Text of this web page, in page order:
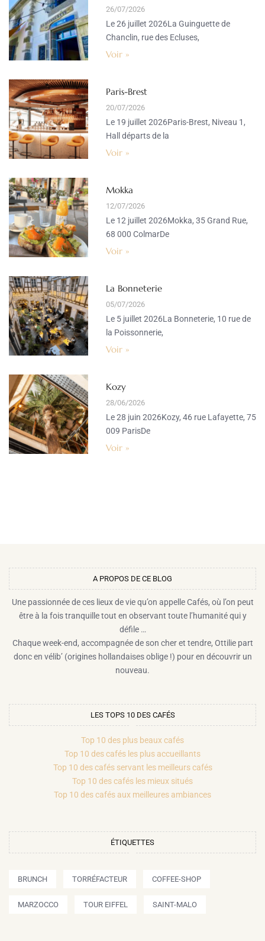
26/07/2026
Le 26 juillet 2026La Guinguette de
Chanclin, rue des Ecluses,
Voir »
Paris-Brest
20/07/2026
Le 19 juillet 2026Paris-Brest, Niveau 1,
Hall départs de la
Voir »
Mokka
12/07/2026
Le 12 juillet 2026Mokka, 35 Grand Rue,
68 000 ColmarDe
Voir »
La Bonneterie
05/07/2026
Le 5 juillet 2026La Bonneterie, 10 rue de
la Poissonnerie,
Voir »
Kozy
28/06/2026
Le 28 juin 2026Kozy, 46 rue Lafayette, 75
009 ParisDe
Voir »
A PROPOS DE CE BLOG​
Une passionnée de ces lieux de vie qu’on appelle Cafés, où l’on peut
être à la fois tranquille tout en observant toute l’humanité qui y
défile …
Chaque week-end, accompagnée de son cher et tendre, Ottilie part
donc en vélib’ (origines hollandaises oblige !) pour en découvrir un
nouveau.
LES TOPS 10 DES CAFÉS
Top 10 des plus beaux cafés
Top 10 des cafés les plus accueillants
Top 10 des cafés servant les meilleurs cafés
Top 10 des cafés les mieux situés
Top 10 des cafés aux meilleures ambiances
ÉTIQUETTES
BRUNCH TORRÉFACTEUR COFFEE-SHOP
MARZOCCO TOUR EIFFEL SAINT-MALO